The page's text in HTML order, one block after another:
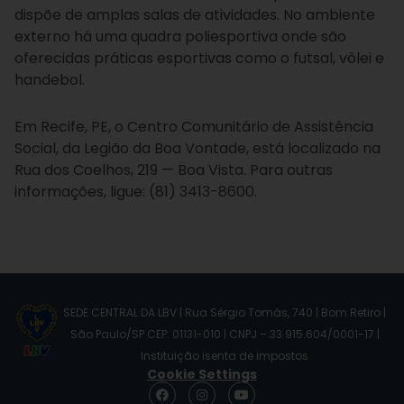
dispõe de amplas salas de atividades. No ambiente
externo há uma quadra poliesportiva onde são
oferecidas práticas esportivas como o futsal, vôlei e
handebol.
Em Recife, PE, o Centro Comunitário de Assistência
Social, da Legião da Boa Vontade, está localizado na
Rua dos Coelhos, 219 — Boa Vista. Para outras
informações, ligue: (81) 3413-8600.
SEDE CENTRAL DA LBV | Rua Sérgio Tomás, 740 | Bom Retiro |
São Paulo/SP CEP: 01131-010 | CNPJ – 33.915.604/0001-17 |
Instituição isenta de impostos
Cookie Settings
F
I
Y